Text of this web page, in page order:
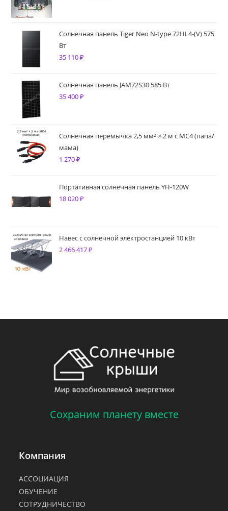
97
570 ₽.
Солнечная панель Tiger Neo N-type 72HL4-(V) 575
Вт
35 110₽
Солнечная панель JAM72S30 585 Вт
35 400₽
Солнечная перемычка 2,5 мм² × 2 м с MC4 (папа/
мама)
1 270₽
Портативная солнечная панель YH-120W
18 020₽
Навес с солнечной электростанцией 10 кВт
2 466 417₽
Сохраним планету вместе
Компания
АССОЦИАЦИЯ
ОБУЧЕНИЕ
СОТРУДНИЧЕСТВО